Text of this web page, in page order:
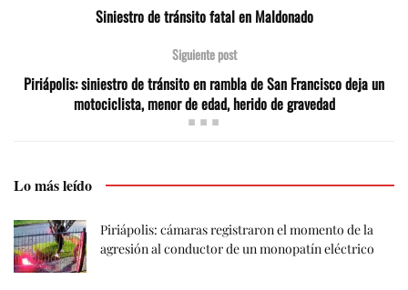
Siniestro de tránsito fatal en Maldonado
Siguiente post
Piriápolis: siniestro de tránsito en rambla de San Francisco deja un
motociclista, menor de edad, herido de gravedad
Lo más leído
Piriápolis: cámaras registraron el momento de la
agresión al conductor de un monopatín eléctrico